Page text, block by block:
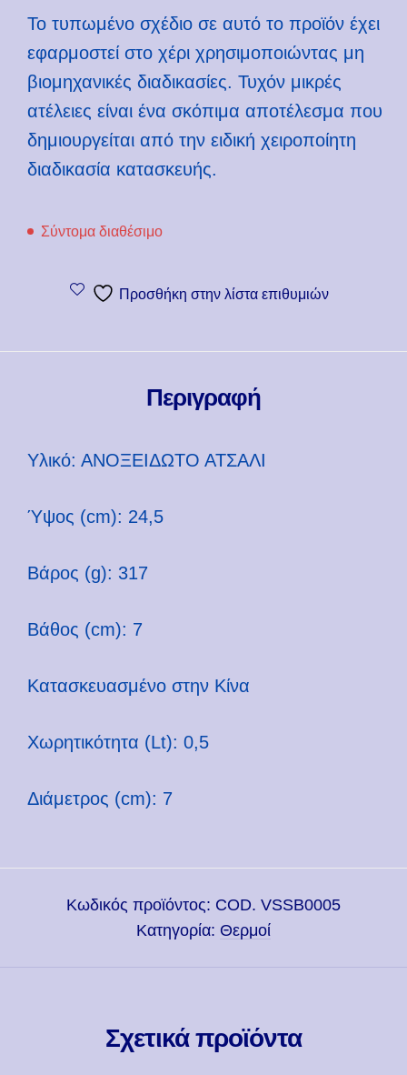
Το τυπωμένο σχέδιο σε αυτό το προϊόν έχει
εφαρμοστεί στο χέρι χρησιμοποιώντας μη
βιομηχανικές διαδικασίες. Τυχόν μικρές
ατέλειες είναι ένα σκόπιμα αποτέλεσμα που
δημιουργείται από την ειδική χειροποίητη
διαδικασία κατασκευής.
Σύντομα διαθέσιμο
Προσθήκη στην λίστα επιθυμιών
Περιγραφή
Υλικό: ΑΝΟΞΕΙΔΩΤΟ ΑΤΣΑΛΙ
Ύψος (cm): 24,5
Βάρος (g): 317
Βάθος (cm): 7
Κατασκευασμένο στην Κίνα
Χωρητικότητα (Lt): 0,5
Διάμετρος (cm): 7
Κωδικός προϊόντος: COD. VSSB0005
Κατηγορία: Θερμοί
Σχετικά προϊόντα